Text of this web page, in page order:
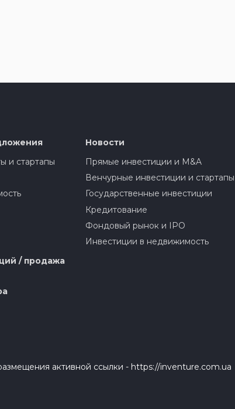
и стартапы
/ продажа
Новости
Прямые инвестиции и M&A
Венчурные инвестиции и стартапы
Государственные инвестиции
Кредитование
Фондовый рынок и IPO
Инвестиции в недвижимость
активной ссылки - https://inventure.com.ua